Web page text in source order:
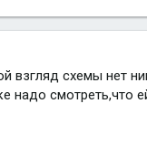
взгляд схемы нет
надо смотреть,что